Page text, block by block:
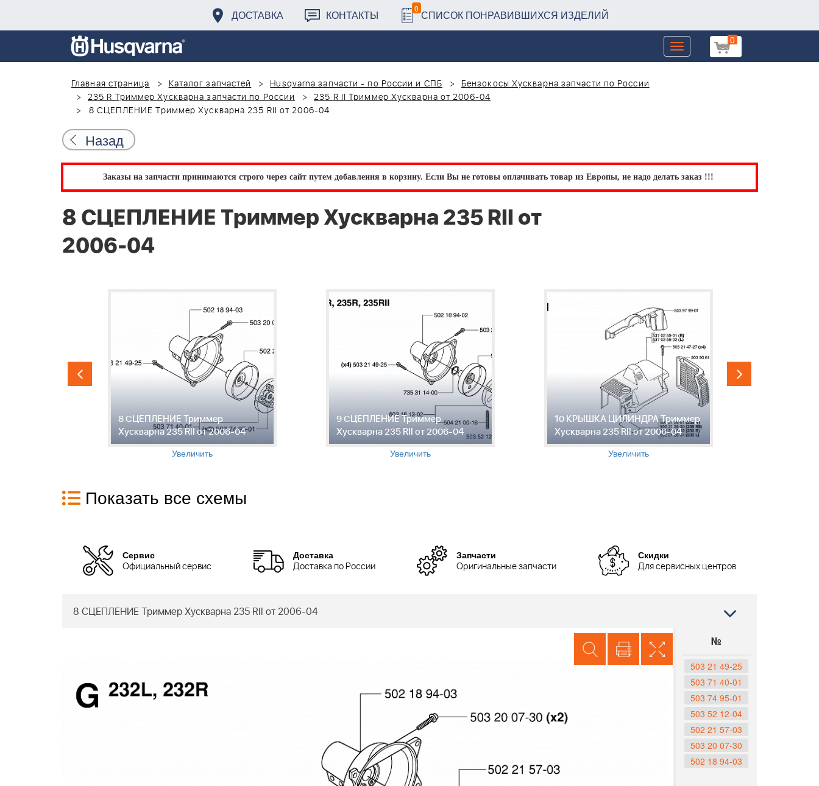
ДОСТАВКА КОНТАКТЫ 0 СПИСОК ПОНРАВИВШИХСЯ ИЗДЕЛИЙ
0
Toggle
navigation
Главная страница
Каталог запчастей Husqvarna запчасти - по России и СПБ
Бензокосы Хускварна запчасти по России
235 R Триммер Хускварна запчасти по России
235 R II Триммер Хускварна от 2006-04
8 СЦЕПЛЕНИЕ Триммер Хускварна 235 RII от 2006-04
Назад
Заказы на запчасти принимаются строго через сайт путем добавления в корзину. Если Вы не готовы оплачивать товар из Европы, не надо делать заказ !!!
8 СЦЕПЛЕНИЕ Триммер Хускварна 235 RII от
2006-04
8 СЦЕПЛЕНИЕ Триммер
Хускварна 235 RII от 2006-04
Увеличить
9 СЦЕПЛЕНИЕ Триммер
Хускварна 235 RII от 2006-04
Увеличить
10 КРЫШКА ЦИЛИНДРА Триммер
Хускварна 235 RII от 2006-04
Увеличить
Показать все схемы
Сервис
Официальный сервис
Доставка
Доставка по России
Запчасти
Оригинальные запчасти
Скидки
Для сервисных центров
8 СЦЕПЛЕНИЕ Триммер Хускварна 235 RII от 2006-04
№
503 21 49-25
503 71 40-01
503 74 95-01
503 52 12-04
502 21 57-03
503 20 07-30
502 18 94-03